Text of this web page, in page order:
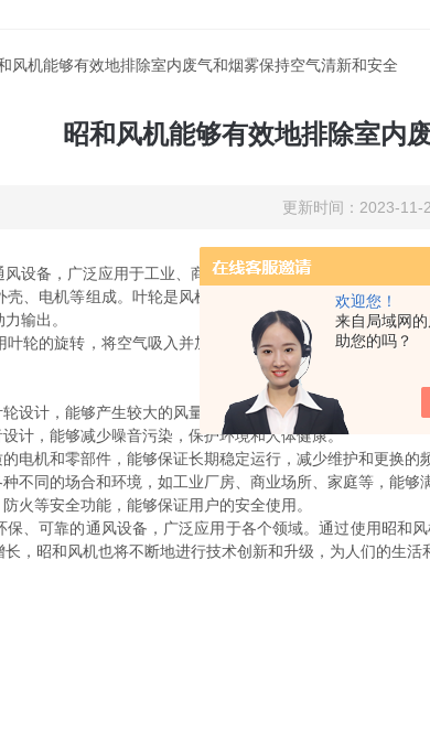
欢迎您！
来自局域网
助您的吗？
风机能够有效地排除室内废气和烟雾保持空气清新和安全
昭和风机能够有效地排除室内
更新时间：2023-
备，广泛应用于工业、商业和家庭等领域。这种风机具有
电机等组成。叶轮是风机的核心部件，由叶片和轮毂组
输出。
的旋转，将空气吸入并加速排出。当叶轮旋转时，叶片
计，能够产生较大的风量和风速，从而有效地排除废气和
，能够减少噪音污染，保护环境和人体健康。
机和零部件，能够保证长期稳定运行，减少维护和更换的频
同的场合和环境，如工业厂房、商业场所、家庭等，能够
等安全功能，能够保证用户的安全使用。
可靠的通风设备，广泛应用于各个领域。通过使用昭和
，昭和风机也将不断地进行技术创新和升级，为人们的生活